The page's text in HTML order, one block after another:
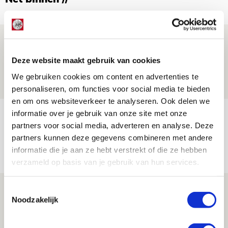
Deze website maakt gebruik van cookies
We gebruiken cookies om content en advertenties te
personaliseren, om functies voor social media te bieden
en om ons websiteverkeer te analyseren. Ook delen we
informatie over je gebruik van onze site met onze
partners voor social media, adverteren en analyse. Deze
partners kunnen deze gegevens combineren met andere
informatie die je aan ze hebt verstrekt of die ze hebben
verzameld op basis van je gebruik van hun services.
Noodzakelijk
Is dit de laatste wallpaper van Godts in
de Johan Cruijff Arena?
Trotse Klaassen: ‘Vierhonderd duels
voor mijn club is heel speciaal’
Ajax zet Shelbourne eenvoudig opzij en
reist met vertrouwen naar Dublin